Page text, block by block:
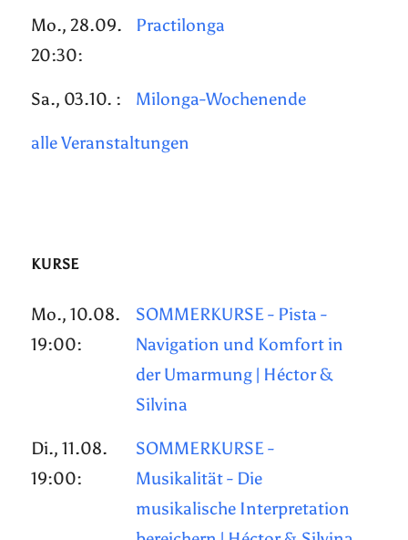
Mo., 28.09.
20:30:
Practilonga
Sa., 03.10. : Milonga-Wochenende
alle Veranstaltungen
KURSE
Mo., 10.08.
19:00:
SOMMERKURSE - Pista -
Navigation und Komfort in
der Umarmung | Héctor &
Silvina
Di., 11.08.
19:00:
SOMMERKURSE -
Musikalität - Die
musikalische Interpretation